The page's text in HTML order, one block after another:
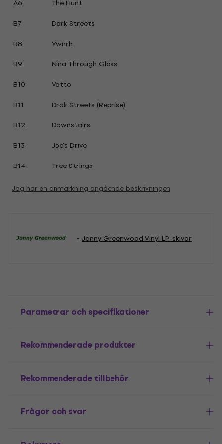
A6
The Hunt
B7
Dark Streets
B8
Ywnrh
B9
Nina Through Glass
B10
Votto
B11
Drak Streets (Reprise)
B12
Downstairs
B13
Joe's Drive
B14
Tree Strings
Jag har en anmärkning angående beskrivningen
Jonny Greenwood Vinyl LP-skivor
Parametrar och specifikationer
Rekommenderade produkter
Rekommenderade tillbehör
Frågor och svar